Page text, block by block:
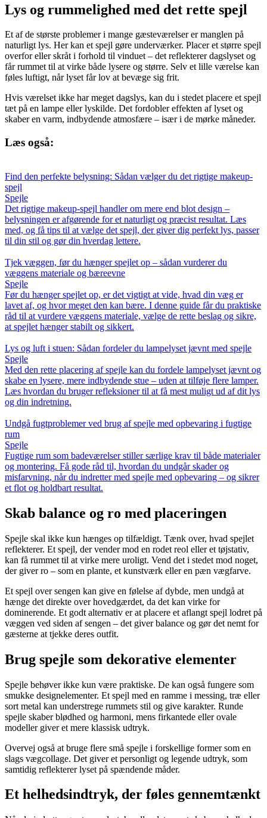
Lys og rummelighed med det rette spejl
Et af de største problemer i mange gæsteværelser er manglen på
naturligt lys. Her kan et spejl gøre underværker. Placer et større spejl
overfor eller skråt i forhold til vinduet – det reflekterer dagslyset og
får rummet til at virke både lysere og større. Selv et lille værelse kan
føles luftigt, når lyset får lov at bevæge sig frit.
Hvis værelset ikke har meget dagslys, kan du i stedet placere et spejl
tæt på en lampe eller lyskilde. Det fordobler effekten af lyset og
skaber en varm, indbydende atmosfære – især i de mørke måneder.
Læs også:
Find den perfekte belysning: Sådan vælger du det rigtige makeup-
spejl
Spejle
Det rigtige makeup-spejl handler om mere end blot design –
belysningen er afgørende for et naturligt og præcist resultat. Læs
med, og få tips til at vælge det spejl, der giver dig perfekt lys, passer
til din stil og gør din hverdag lettere.
Tjek væggen, før du hænger spejlet op – sådan vurderer du
væggens materiale og bæreevne
Spejle
Før du hænger spejlet op, er det vigtigt at vide, hvad din væg er
lavet af, og hvor meget den kan bære. I denne guide får du praktiske
råd til at vurdere væggens materiale, vælge de rette beslag og sikre,
at spejlet hænger stabilt og sikkert.
Lys og luft i stuen: Sådan fordeler du lampelyset jævnt med spejle
Spejle
Med den rette placering af spejle kan du fordele lampelyset jævnt og
skabe en lysere, mere indbydende stue – uden at tilføje flere lamper.
Læs hvordan du bruger refleksioner til at få mest muligt ud af dit lys
og din indretning.
Undgå fugtproblemer ved brug af spejle med opbevaring i fugtige
rum
Spejle
Fugtige rum som badeværelser stiller særlige krav til både materialer
og montering. Få gode råd til, hvordan du undgår skader og
misfarvning, når du indretter med spejle med opbevaring – og sikrer
et flot og holdbart resultat.
Skab balance og ro med placeringen
Spejle skal ikke kun hænges op tilfældigt. Tænk over, hvad spejlet
reflekterer. Et spejl, der vender mod en rodet reol eller et tøjstativ,
kan få rummet til at virke mere uroligt. Vend det i stedet mod noget,
der giver ro – som en plante, et kunstværk eller en pæn vægfarve.
Et spejl over sengen kan give en følelse af dybde, men undgå at
hænge det direkte over hovedgærdet, da det kan virke for
dominerende. Et godt alternativ er at placere et aflangt spejl lodret på
væggen ved siden af sengen – det giver balance og gør det nemt for
gæsterne at tjekke deres outfit.
Brug spejle som dekorative elementer
Spejle behøver ikke kun være praktiske. De kan også fungere som
smukke designelementer. Et spejl med en ramme i messing, træ eller
sort metal kan understrege rummets stil og give karakter. Runde
spejle skaber blødhed og harmoni, mens firkantede eller ovale
modeller giver et mere klassisk udtryk.
Overvej også at bruge flere små spejle i forskellige former som en
slags vægcollage. Det giver et personligt og legende udtryk, som
samtidig reflekterer lyset på spændende måder.
Et helhedsindtryk, der føles gennemtænkt